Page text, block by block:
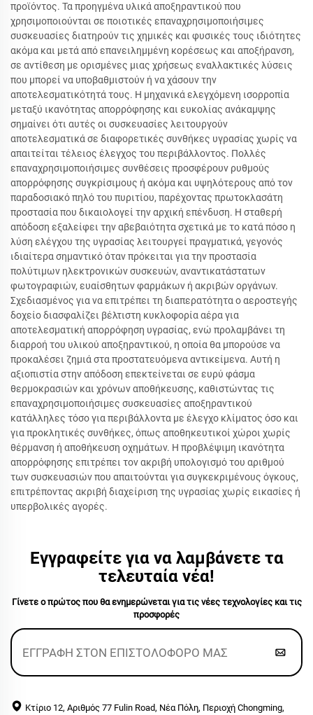
προϊόντος. Τα προηγμένα υλικά αποξηραντικού που
χρησιμοποιούνται σε ποιοτικές επαναχρησιμοποιήσιμες
συσκευασίες διατηρούν τις χημικές και φυσικές τους ιδιότητες
ακόμα και μετά από επανειλημμένη κορέσεως και αποξήρανση,
σε αντίθεση με ορισμένες μιας χρήσεως εναλλακτικές λύσεις
που μπορεί να υποβαθμιστούν ή να χάσουν την
αποτελεσματικότητά τους. Η μηχανικά ελεγχόμενη ισορροπία
μεταξύ ικανότητας απορρόφησης και ευκολίας ανάκαμψης
σημαίνει ότι αυτές οι συσκευασίες λειτουργούν
αποτελεσματικά σε διαφορετικές συνθήκες υγρασίας χωρίς να
απαιτείται τέλειος έλεγχος του περιβάλλοντος. Πολλές
επαναχρησιμοποιήσιμες συνθέσεις προσφέρουν ρυθμούς
απορρόφησης συγκρίσιμους ή ακόμα και υψηλότερους από τον
παραδοσιακό πηλό του πυριτίου, παρέχοντας πρωτοκλασάτη
προστασία που δικαιολογεί την αρχική επένδυση. Η σταθερή
απόδοση εξαλείφει την αβεβαιότητα σχετικά με το κατά πόσο η
λύση ελέγχου της υγρασίας λειτουργεί πραγματικά, γεγονός
ιδιαίτερα σημαντικό όταν πρόκειται για την προστασία
πολύτιμων ηλεκτρονικών συσκευών, αναντικατάστατων
φωτογραφιών, ευαίσθητων φαρμάκων ή ακριβών οργάνων.
Σχεδιασμένος για να επιτρέπει τη διαπερατότητα ο αεροστεγής
δοχείο διασφαλίζει βέλτιστη κυκλοφορία αέρα για
αποτελεσματική απορρόφηση υγρασίας, ενώ προλαμβάνει τη
διαρροή του υλικού αποξηραντικού, η οποία θα μπορούσε να
προκαλέσει ζημιά στα προστατευόμενα αντικείμενα. Αυτή η
αξιοπιστία στην απόδοση επεκτείνεται σε ευρύ φάσμα
θερμοκρασιών και χρόνων αποθήκευσης, καθιστώντας τις
επαναχρησιμοποιήσιμες συσκευασίες αποξηραντικού
κατάλληλες τόσο για περιβάλλοντα με έλεγχο κλίματος όσο και
για προκλητικές συνθήκες, όπως αποθηκευτικοί χώροι χωρίς
θέρμανση ή αποθήκευση οχημάτων. Η προβλέψιμη ικανότητα
απορρόφησης επιτρέπει τον ακριβή υπολογισμό του αριθμού
των συσκευασιών που απαιτούνται για συγκεκριμένους όγκους,
επιτρέποντας ακριβή διαχείριση της υγρασίας χωρίς εικασίες ή
υπερβολικές αγορές.
Εγγραφείτε για να λαμβάνετε τα
τελευταία νέα!
Γίνετε ο πρώτος που θα ενημερώνεται για τις νέες τεχνολογίες και τις
προσφορές
Κτίριο 12, Αριθμός 77 Fulin Road, Νέα Πόλη, Περιοχή Chongming,